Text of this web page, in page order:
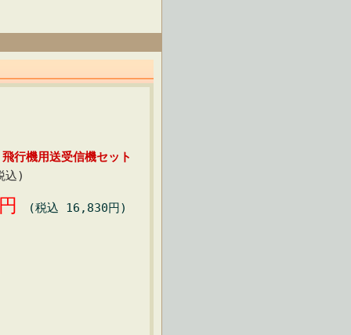
行機用送受信機セット
込)
(税込 16,830円)